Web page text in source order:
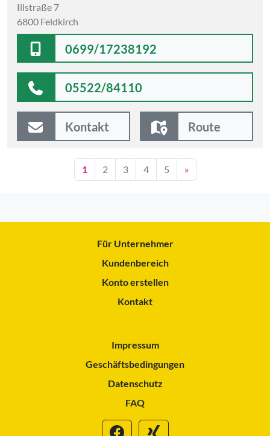
Illstraße 7
6800 Feldkirch
0699/17238192
05522/84110
Kontakt Route
1 2 3 4 5 »
Für Unternehmer
Kundenbereich
Konto erstellen
Kontakt
Impressum
Geschäftsbedingungen
Datenschutz
FAQ